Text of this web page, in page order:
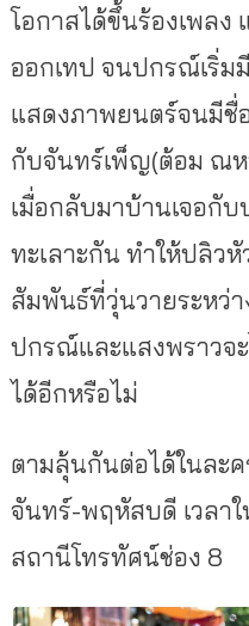
โอกาสได้ขึ้นร้องเพล
ออกเทป จนปกรณ์เริ่ม
แสดงภาพยนตร์จนมีชื่
กับจันทร์เพ็ญ(ต้อม ณห
เมื่อกลับมาบ้านเจอกั
ทะเลาะกัน ทำให้ปลิวหั
สัมพันธ์ที่วุ่นวายระหว่
ปกรณ์และแสงพราวจ
ได้อีกหรือไม่
ตามลุ้นกันต่อได้ในละ
จันทร์-พฤหัสบดี เวลาใ
สถานีโทรทัศน์ช่อง 8